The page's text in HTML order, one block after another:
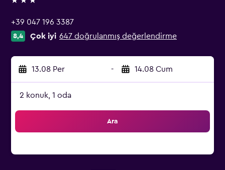
3 yıldız
+39 047 196 3387
8,4 Çok iyi 647 doğrulanmış değerlendirme
13.08 Per - 14.08 Cum
2 konuk, 1 oda
Ara